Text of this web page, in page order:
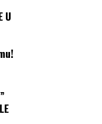
predškolskim
javni poziv
za
Za oktobar
i
U